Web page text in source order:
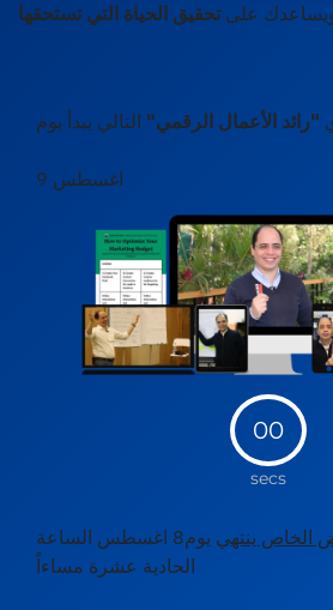
ويساعدك علىتحقيق الحياة التي تستحقها
"رائد الأعمال الرقمي" التالي يبدأ يوم
9 اغسطس
00
secs
الخاص ينتهي
يوم8 اغسطس الساعة
الحادية عشرة مساءاً